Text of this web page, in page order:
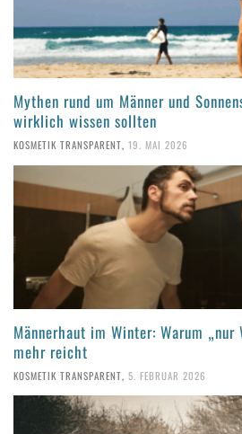
Mythen rund um Männer und
wirklich wissen sollten
KOSMETIK TRANSPARENT, 19. MAI 2026
Männerhaut im Winter: Warum
mehr reicht
KOSMETIK TRANSPARENT, 5. FEBRUAR 2026